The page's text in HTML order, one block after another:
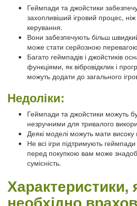
Геймпади та джойстики
захопливіший ігровий процес,
керування.
Вони забезпечують більш
може стати серйозною
Багато геймпадів і джойстиків
функціями, як вібровідклик і
можуть додати до загального
Недоліки:
Геймпади та джойстики можуть
незручними для тривалого
Деякі моделі можуть мати високу
Не всі ігри підтримують
перед покупкою вам може
сумісність.
Характеристики,